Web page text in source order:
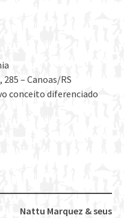
– Canoas/RS
conceito diferenciado
Nattu Marquez & seus